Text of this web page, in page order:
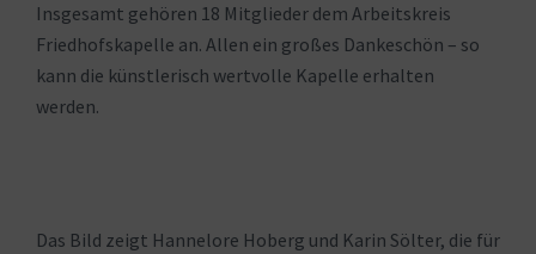
Insgesamt gehören 18 Mitglieder dem Arbeitskreis
Friedhofskapelle an. Allen ein großes Dankeschön – so
kann die künstlerisch wertvolle Kapelle erhalten
werden.
Das Bild zeigt Hannelore Hoberg und Karin Sölter, die für